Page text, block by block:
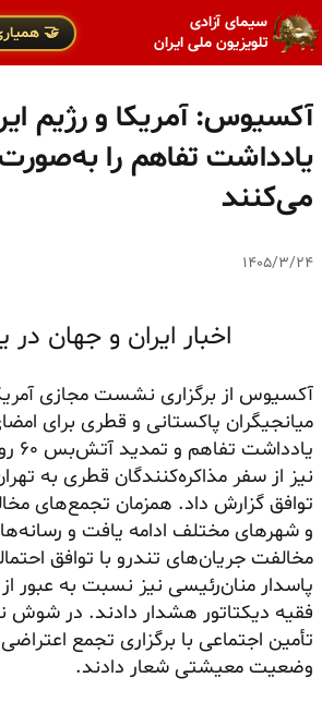
سیمای آزادی
تلویزیون ملی ایران
🤝
آکسیوس: آمریکا و رژیم
یادداشت تفاهم را
می‌کنند
۱۴۰۵/۳/۲۴
اخبار ایران و جهان
آکسیوس از برگزاری نشست مجازی
میانجیگران پاکستانی و قطری برای
نیز از سفر مذاکره‌کنندگان قطری به
توافق گزارش داد. همزمان تجمع‌های
و شهرهای مختلف ادامه یافت و
مخالفت جریان‌های تندرو با توافق
پاسدار منان‌رئیسی نیز نسبت به عبور
فقیه دیکتاتور هشدار دادند. در شوش
تأمین اجتماعی با برگزاری تجمع
وضعیت معیشتی شعار دادند.